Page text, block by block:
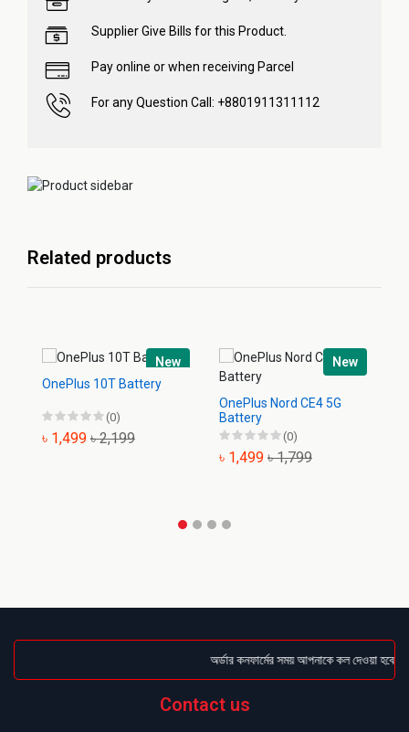
Supplier Give Bills for this Product.
Pay online or when receiving Parcel
For any Question Call: +8801911311112
Related products
New
OnePlus 10T Battery
(0)
৳ 1,499 ৳ 2,199
New
OnePlus Nord CE4 5G
Battery
(0)
৳ 1,499 ৳ 1,799
অর্ডার কনফার্মের সময় আপনাকে কল দেওয়া হবে
Contact us